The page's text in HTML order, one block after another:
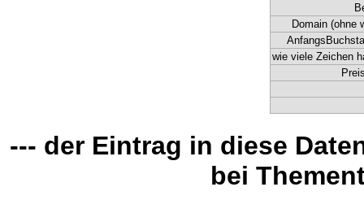
Domain (ohne
wie viele Zeichen
--- der Eintrag in diese
bei